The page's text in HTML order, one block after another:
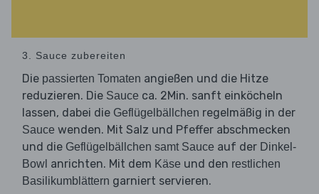
3. Sauce zubereiten
Die passierten Tomaten angießen und die Hitze
reduzieren. Die Sauce ca. 2Min. sanft einköcheln
lassen, dabei die Geflügelbällchen regelmäßig in der
Sauce wenden. Mit Salz und Pfeffer abschmecken
und die Geflügelbällchen samt Sauce auf der Dinkel-
Bowl anrichten. Mit dem Käse und den restlichen
Basilikumblättern garniert servieren.